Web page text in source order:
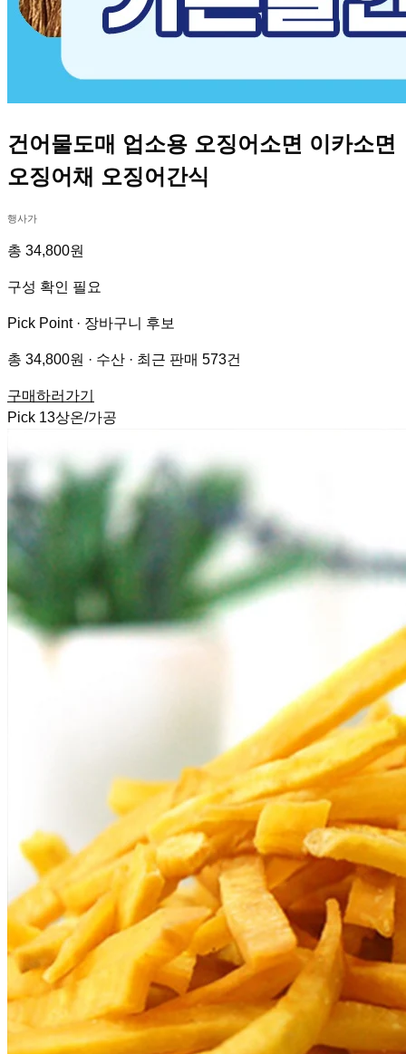
건어물도매 업소용 오징어소면 이카소면
오징어채 오징어간식
행사가
총 34,800원
구성 확인 필요
Pick Point · 장바구니 후보
총 34,800원 · 수산 · 최근 판매 573건
구매하러가기
Pick 13상온/가공